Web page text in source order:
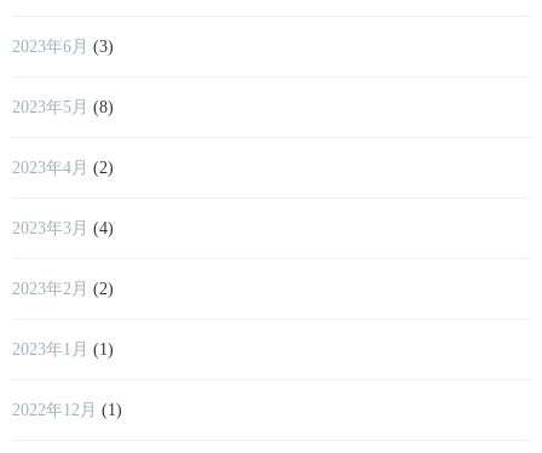
2023年6月 (3)
2023年5月 (8)
2023年4月 (2)
2023年3月 (4)
2023年2月 (2)
2023年1月 (1)
2022年12月 (1)